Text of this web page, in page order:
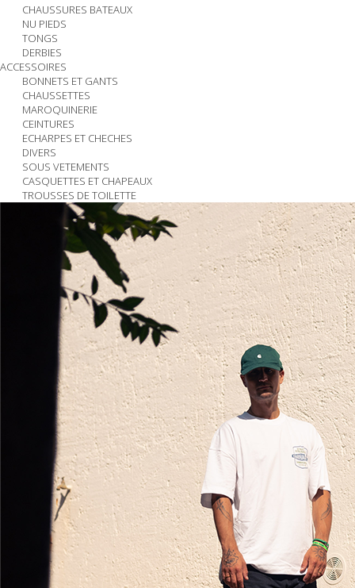
CHAUSSURES BATEAUX
NU PIEDS
TONGS
DERBIES
ACCESSOIRES
BONNETS ET GANTS
CHAUSSETTES
MAROQUINERIE
CEINTURES
ECHARPES ET CHECHES
DIVERS
SOUS VETEMENTS
CASQUETTES ET CHAPEAUX
TROUSSES DE TOILETTE